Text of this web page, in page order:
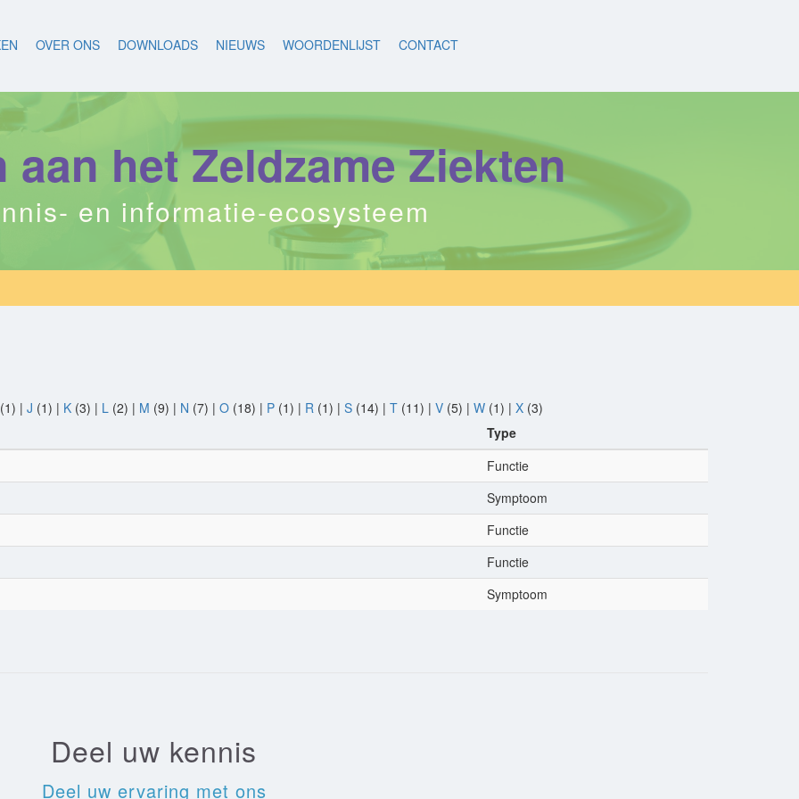
OVER ONS DOWNLOADS NIEUWS WOORDENLIJST CONTACT
aan het Zeldzame Ziekten
en informatie-ecosysteem
(1) | J (1) | K (3) | L (2) | M (9) | N (7) | O (18) | P (1) | R (1) | S (14) | T (11) | V (5) | W (1) | X (3)
Type
Functie
Symptoom
Functie
Functie
Symptoom
Deel uw kennis
Deel uw ervaring met ons